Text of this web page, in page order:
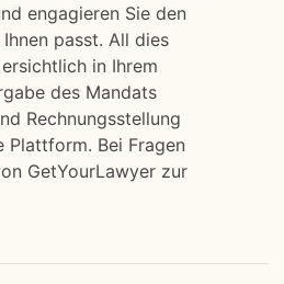
engagieren Sie den
passt. All dies
in Ihrem
des Mandats
Rechnungsstellung
Plattform. Bei Fragen
GetYourLawyer zur